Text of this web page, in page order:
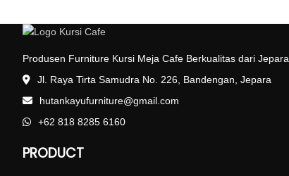
Produsen Furniture Kursi Meja Cafe Berkualitas dari Jepara.
Jl. Raya Tirta Samudra No. 226, Bandengan, Jepara
hutankayufurniture@gmail.com
+62 818 8285 6160
PRODUCT